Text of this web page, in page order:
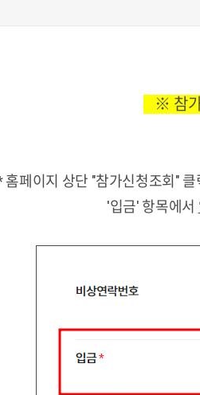
※ 참가
홈페이지 상단 "참가신청조회"
'입금' 항목에서